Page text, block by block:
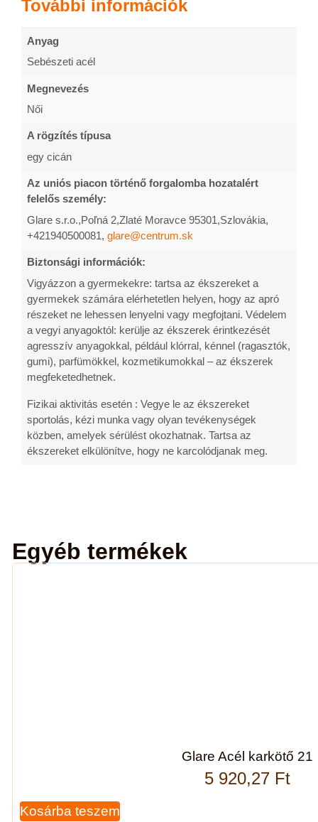
További információk
Anyag
Sebészeti acél
Megnevezés
Női
A rögzítés típusa
egy cicán
Az uniós piacon történő forgalomba hozatalért
felelős személy:
Glare s.r.o.,Poľná 2,Zlaté Moravce 95301,Szlovákia,
+421940500081, glare@centrum.sk
Biztonsági információk:
Vigyázzon a gyermekekre: tartsa az ékszereket a
gyermekek számára elérhetetlen helyen, hogy az apró
részeket ne lehessen lenyelni vagy megfojtani. Védelem
a vegyi anyagoktól: kerülje az ékszerek érintkezését
agresszív anyagokkal, például klórral, kénnel (ragasztók,
gumi), parfümökkel, kozmetikumokkal – az ékszerek
megfeketedhetnek.
Fizikai aktivitás esetén : Vegye le az ékszereket
sportolás, kézi munka vagy olyan tevékenységek
közben, amelyek sérülést okozhatnak. Tartsa az
ékszereket elkülönítve, hogy ne karcolódjanak meg.
Egyéb termékek
Glare Acél karkötő 21
5 920,27 Ft
Kosárba teszem